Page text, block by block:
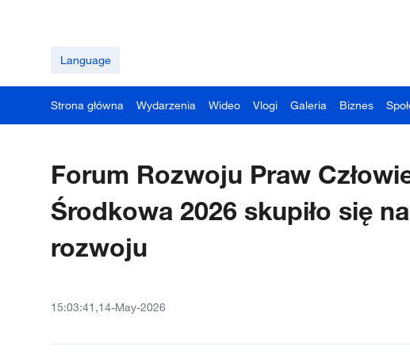
Language
Strona główna Wydarzenia Wideo Vlogi Galeria Biznes
Forum Rozwoju Praw
Środkowa 2026 skupiło się
rozwoju
15:03:41,14-May-2026